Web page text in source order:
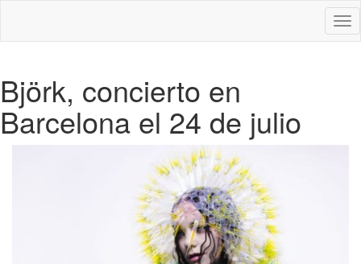
Björk, concierto en
Barcelona el 24 de julio